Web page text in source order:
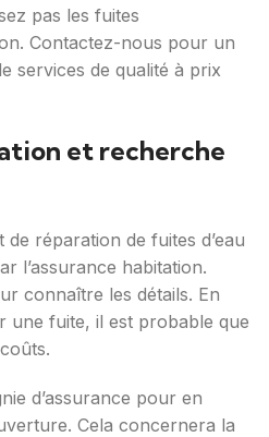
pas les fuites
Contactez-nous pour un
services de qualité à prix
et recherche
réparation de fuites d’eau
l’assurance habitation.
connaître les détails. En
une fuite, il est probable que
d’assurance pour en
Cela concernera la